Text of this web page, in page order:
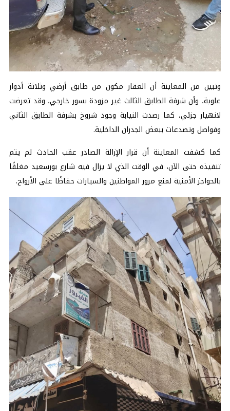
وتبين من المعاينة أن العقار مكون من طابق أرضي وثلاثة أدوار
علوية، وأن شرفة الطابق الثالث غير مزودة بسور خارجي، وقد تعرضت
لانهيار جزئي، كما رصدت النيابة وجود شروخ بشرفة الطابق الثاني
وفواصل وتصدعات ببعض الجدران الداخلية.
كما كشفت المعاينة أن قرار الإزالة الصادر عقب الحادث لم يتم
تنفيذه حتى الآن، في الوقت الذي لا يزال فيه شارع بورسعيد مغلقًا
بالحواجز الأمنية لمنع مرور المواطنين والسيارات حفاظًا على الأرواح.